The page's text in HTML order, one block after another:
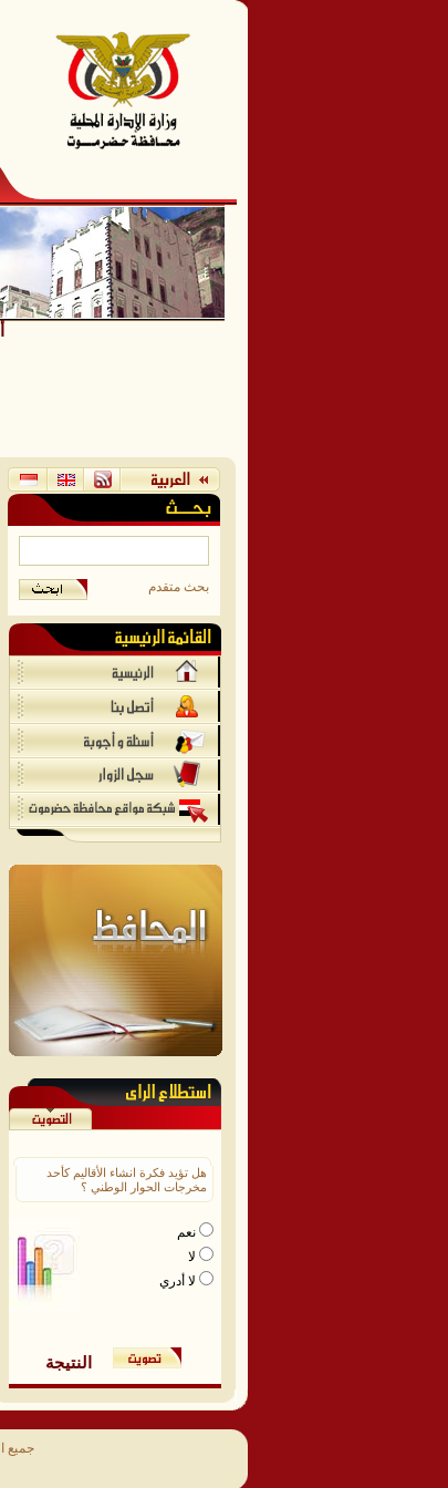
بحث متقدم
هل تؤيد فكرة انشاء الأقاليم كأحد
مخرجات الحوار الوطني ؟
نعم
لا
لا أدري
النتيجة
جميع